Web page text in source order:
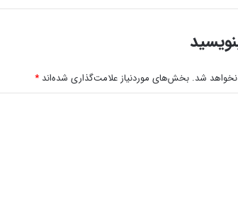
شد. بخش‌های موردنیاز علامت‌گذاری شده‌اند *